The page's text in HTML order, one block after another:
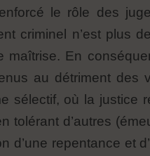
le rôle des
criminel n’est plus
maîtrise. En
au détriment des
sélectif, où la justice
tolérant d’autres
d’une repentance et